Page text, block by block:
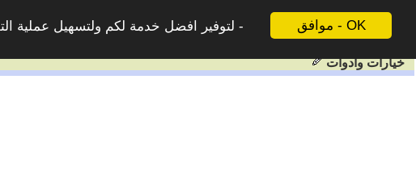
موافق - OK
لتوفير افضل خدمة لكم ولتسهيل عملية
خيارات وادوات